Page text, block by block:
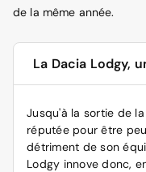
de la même année.
La Dacia Lodgy,
Jusqu'à la sortie de
réputée pour être
détriment de son
Lodgy innove donc,